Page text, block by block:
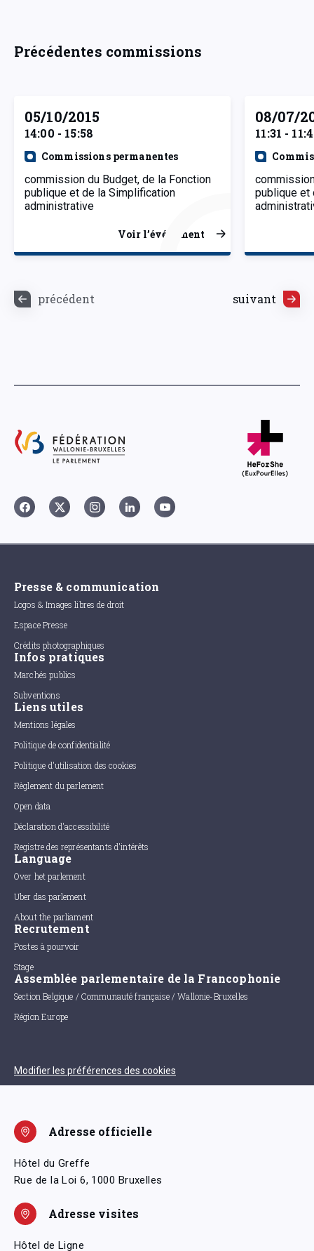
Précédentes commissions
05/10/2015
14:00 - 15:58
Commissions permanentes
commission du Budget, de la Fonction
publique et de la Simplification
administrative
Voir l’événement
08/07/
11:31 -
publique et
précédent suivant
Presse & communication
Logos & Images libres de droit
Espace Presse
Crédits photographiques
Infos pratiques
Marchés publics
Subventions
Liens utiles
Mentions légales
Politique de confidentialité
Politique d'utilisation des cookies
Règlement du parlement
Open data
Déclaration d'accessibilité
Registre des représentants d'intérêts
Language
Over het parlement
Uber das parlement
About the parliament
Recrutement
Postes à pourvoir
Stage
Assemblée parlementaire de la Francophonie
Section Belgique / Communauté française / Wallonie-Bruxelles
Région Europe
Modifier les préférences des cookies
Adresse officielle
Hôtel du Greffe
Rue de la Loi 6, 1000 Bruxelles
Adresse visites
Hôtel de Ligne